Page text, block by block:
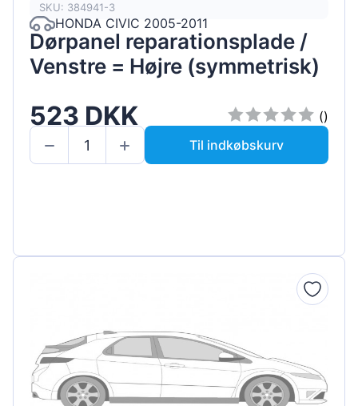
SKU: 384941-3
HONDA CIVIC 2005-2011
Dørpanel reparationsplade /
Venstre = Højre (symmetrisk)
523 DKK
()
Til indkøbskurv